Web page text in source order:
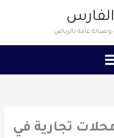
عامة بالرياض
تجارية في